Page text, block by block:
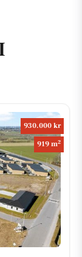
930.000 kr
919 m2